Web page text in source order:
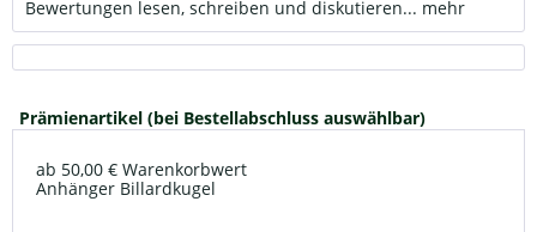
Bewertungen lesen, schreiben und diskutieren... mehr
Prämienartikel (bei Bestellabschluss auswählbar)
ab 50,00 € Warenkorbwert
Anhänger Billardkugel